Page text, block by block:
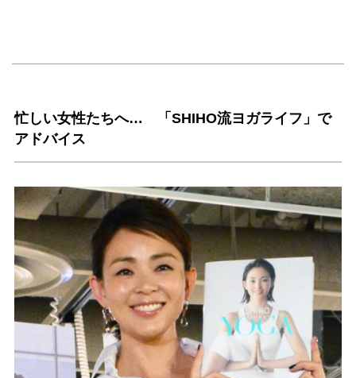
忙しい女性たちへ… 「SHIHO流ヨガライフ」で
アドバイス